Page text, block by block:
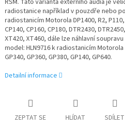
RSM. Tato varianta externího audia je
radiostanice například v pouzdře nebo
radiostanicím Motorola DP1400, R2,
CP140, CP160, CP180, DTR2430,
XT420, XT460, dále lze náhlavní
model: HLN9716 k radiostanicím
GP340, GP360, GP380, GP140, GP640.
Detailní informace
ZEPTAT SE HLÍDAT SDÍLET